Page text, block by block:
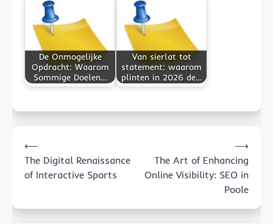
De Onmogelijke
Opdracht: Waarom
Sommige Doelen…
Van sierlat tot
statement: waarom
plinten in 2026 de…
navigation
⟵
The Digital Renaissance
of Interactive Sports
The Art of Enhancing
Online Visibility: SEO in
Poole
⟶